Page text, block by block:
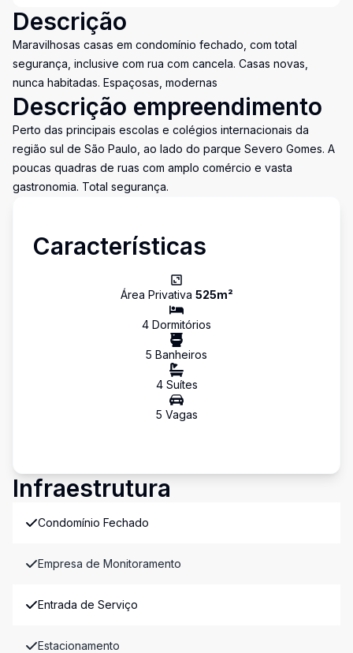
Descrição
Maravilhosas casas em condomínio fechado, com total
segurança, inclusive com rua com cancela. Casas novas,
nunca habitadas. Espaçosas, modernas
Descrição empreendimento
Perto das principais escolas e colégios internacionais da
região sul de São Paulo, ao lado do parque Severo Gomes. A
poucas quadras de ruas com amplo comércio e vasta
gastronomia. Total segurança.
Características
Área Privativa 525m²
4 Dormitórios
5 Banheiros
4Suítes
5 Vagas
Infraestrutura
Condomínio Fechado
Empresa de Monitoramento
Entrada de Serviço
Estacionamento